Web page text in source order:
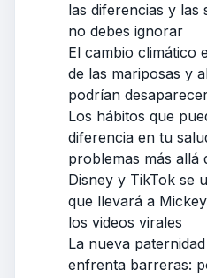
las diferencias y las
no debes ignorar
El cambio climático
de las mariposas y
podrían
Los hábitos que
diferencia en tu
problemas más allá
Disney y TikTok se
que llevará a
los videos virales
La nueva
enfrenta barreras: